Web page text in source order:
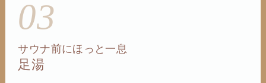
03
サウナ前にほっと一息
足湯